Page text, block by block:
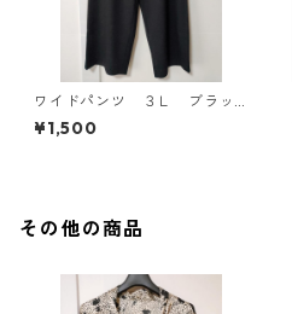
ワイドパンツ ３Ｌ ブラッ
ク KAE-4697
¥1,500
その他の商品